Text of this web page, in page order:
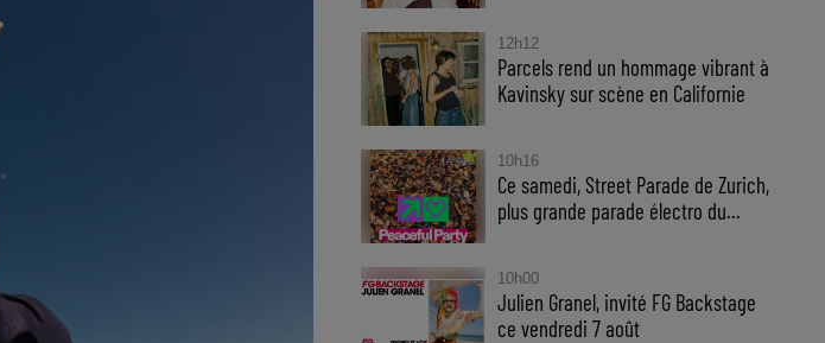
12h12
Parcels rend un hommage vibrant à
Kavinsky sur scène en Californie
10h16
Ce samedi, Street Parade de Zurich,
plus grande parade électro du...
10h00
Julien Granel, invité FG Backstage
ce vendredi 7 août